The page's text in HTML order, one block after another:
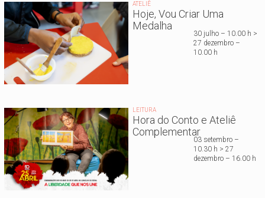
ATELIÊ
Hoje, Vou Criar Uma
Medalha
30 julho – 10.00 h >
27 dezembro –
10.00 h
LEITURA
Hora do Conto e Ateliê
Complementar
03 setembro –
10.30 h > 27
dezembro – 16.00 h